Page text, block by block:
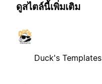
ดูสไตล์นี้เพิ่มเติม
Duck's Templates